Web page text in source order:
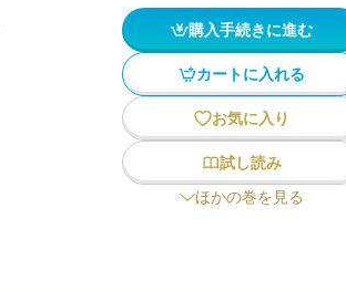
購入手続きに進む
カートに入れる
お気に入り
試し読み
ほかの巻を見る